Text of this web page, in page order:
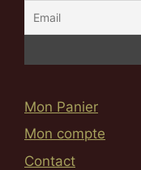
Mon Panier
Mon compte
Contact